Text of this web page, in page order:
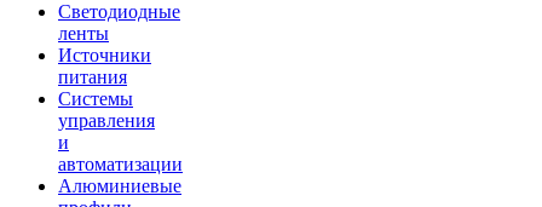
Светодиодные
ленты
Источники
питания
Системы
управления
и
автоматизации
Алюминиевые